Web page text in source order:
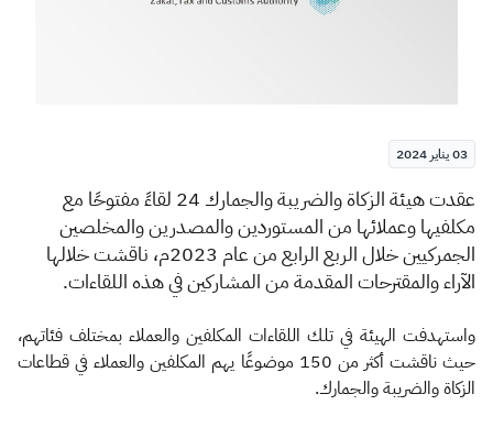
03 يناير 2024
​​​​​عقدت هيئة الزكاة والضريبة والجمارك 24 لقاءً مفتوحًا مع
مكلفيها وعملائها من المستوردين والمصدرين والمخلصين
الجمركيين
خلال الربع الرابع من عام 2023م، ناقشت خلالها
الآراء والمقترحات المقدمة من المشاركين في هذه اللقاءات.
واستهدفت الهيئة في تلك اللقاءات المكلفين والعملاء بمختلف فئاتهم،
حيث ناقشت أكثر من 150 موضوعًا يهم المكلفين والعملاء في قطاعات
الزكاة والضريبة والجمارك.